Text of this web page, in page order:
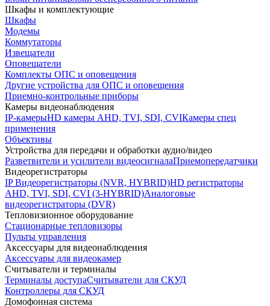
Шкафы и комплектующие
Шкафы
Модемы
Коммутаторы
Извещатели
Оповещатели
Комплекты ОПС и оповещения
Другие устройства для ОПС и оповещения
Приемно-контрольные приборы
Камеры видеонаблюдения
IP-камерыHD камеры AHD, TVI, SDI, CVIКамеры спец
применения
Объективы
Устройства для передачи и обработки аудио/видео
Разветвители и усилители видеосигналаПриемопередатчики
Видеорегистраторы
IP Видеорегистраторы (NVR, HYBRID)HD регистраторы
AHD, TVI, SDI, CVI (3-HYBRID)Аналоговые
видеорегистраторы (DVR)
Тепловизионное оборудование
Стационарные тепловизоры
Пульты управления
Аксессуары для видеонаблюдения
Аксессуары для видеокамер
Считыватели и терминалы
Терминалы доступаСчитыватели для СКУД
Контроллеры для СКУД
Домофонная система